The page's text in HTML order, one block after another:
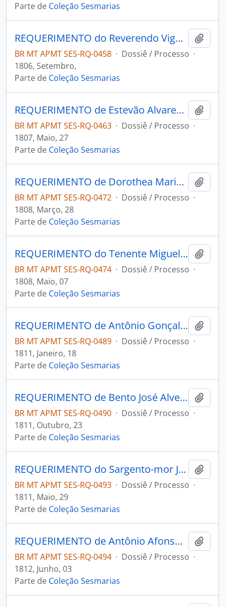
Parte de Coleção Sesmarias
REQUERIMENTO do Reverendo Vigário da Vila do Cuiabá Manoel Alvares da Cunha à 3ª Junta Governativa da Capitania de Mato Grosso.
BR MT APMT SES-RQ-0458 · Dossiê / Processo ·
1806, Setembro,
Parte de Coleção Sesmarias
REQUERIMENTO de Estevão Alvares Corrêa a 3ª Junta Governativa da Capitania de Mato Grosso.
BR MT APMT SES-RQ-0463 · Dossiê / Processo ·
1807, Maio, 27
Parte de Coleção Sesmarias
REQUERIMENTO de Dorothea Maria da Conceição ao Governador e Capitão-General da Capitania de Mato Grosso João Carlos Augusto D' Oeynhausen e Gravemberg.
BR MT APMT SES-RQ-0472 · Dossiê / Processo ·
1808, Março, 28
Parte de Coleção Sesmarias
REQUERIMENTO do Tenente Miguel Ângelo de Oliveira ao Governador e Capitão-General da Capitania de Mato Grosso João Carlos Augusto D' Oeynhausen e Gravemberg.
BR MT APMT SES-RQ-0474 · Dossiê / Processo ·
1808, Maio, 07
Parte de Coleção Sesmarias
REQUERIMENTO de Antônio Gonçalves de Paula ao Governador e Capitão-General da Capitania de Mato Grosso João Carlos Augusto D' Oeynhausen e Gravemberg.
BR MT APMT SES-RQ-0489 · Dossiê / Processo ·
1811, Janeiro, 18
Parte de Coleção Sesmarias
REQUERIMENTO de Bento José Alves Bastos ao Governador e Capitão-General da Capitania de Mato Grosso João Carlos Augusto D' Oeynhausen e Gravemberg.
BR MT APMT SES-RQ-0490 · Dossiê / Processo ·
1811, Outubro, 23
Parte de Coleção Sesmarias
REQUERIMENTO do Sargento-mor Jerônimo Joaquim Nunes ao Governador e Capitão-General da Capitania de Mato Grosso João Carlos Augusto D' Oeynhausen e Gravemberg.
BR MT APMT SES-RQ-0493 · Dossiê / Processo ·
1811, Maio, 29
Parte de Coleção Sesmarias
REQUERIMENTO de Antônio Afonso Ribeiro ao Governador e Capitão-General da Capitania de Mato Grosso João Carlos Augusto D' Oeynhausen e Gravemberg.
BR MT APMT SES-RQ-0494 · Dossiê / Processo ·
1812, Junho, 03
Parte de Coleção Sesmarias